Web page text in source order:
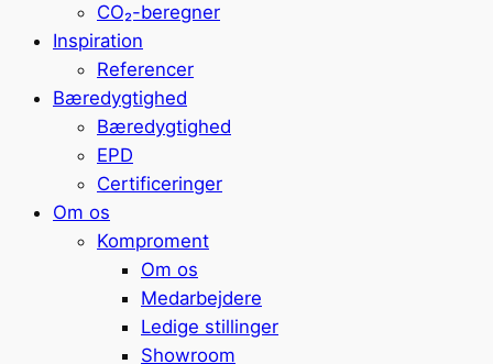
CO₂-beregner
Inspiration
Referencer
Bæredygtighed
Bæredygtighed
EPD
Certificeringer
Om os
Komproment
Om os
Medarbejdere
Ledige stillinger
Showroom